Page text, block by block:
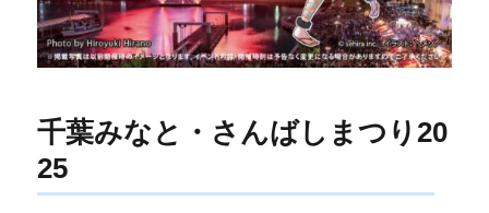
千葉みなと・さんばしまつり20
25